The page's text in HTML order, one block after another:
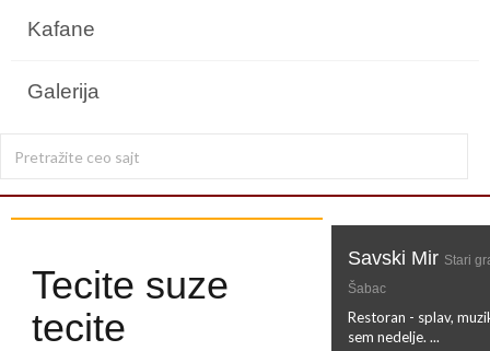
Kafane
Galerija
Tecite suze
tecite
Savski Mir Stari
Šabac
Restoran - splav,
sem nedelje. ...